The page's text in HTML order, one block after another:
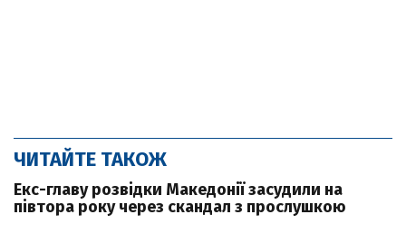
ЧИТАЙТЕ ТАКОЖ
Екс-главу розвідки Македонії засудили на
півтора року через скандал з прослушкою